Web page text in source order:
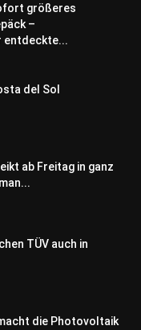
größeres
–
entdeckte...
del Sol
ab Freitag in ganz
TÜV auch in
die Photovoltaik